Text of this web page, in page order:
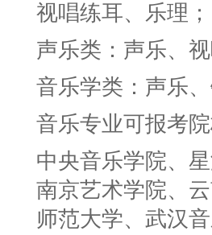
视唱练耳、乐理；
声乐类：声乐、
音乐学类：声乐
音乐专业可报考
中央音乐学院、
南京艺术学院、
师范大学、武汉